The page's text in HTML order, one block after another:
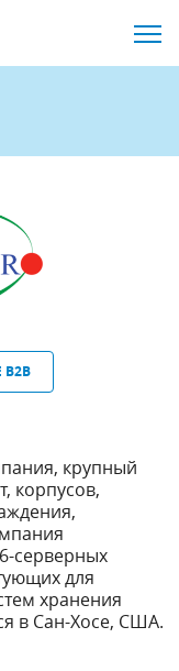
B2B
крупный
корпусов,
серверных
для
хранения
в Сан-Хосе, США.